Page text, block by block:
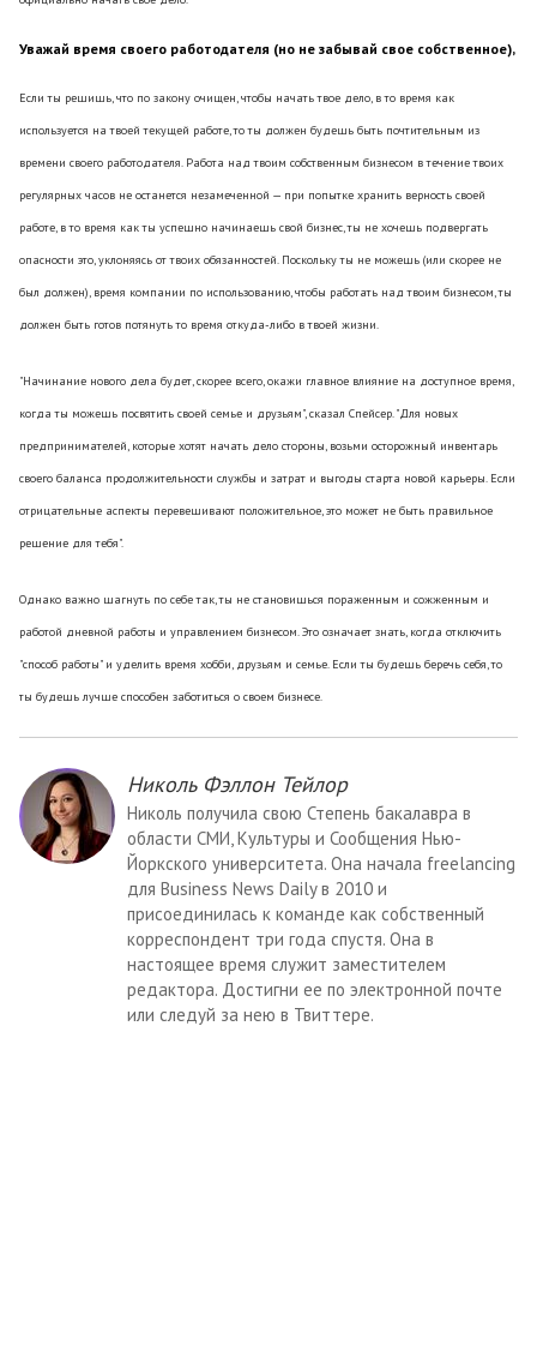
Уважай время своего работодателя (но не забывай свое собственное),
Если ты решишь, что по закону очищен, чтобы начать твое дело, в то время как
используется на твоей текущей работе, то ты должен будешь быть почтительным из
времени своего работодателя. Работа над твоим собственным бизнесом в течение твоих
регулярных часов не останется незамеченной — при попытке хранить верность своей
работе, в то время как ты успешно начинаешь свой бизнес, ты не хочешь подвергать
опасности это, уклоняясь от твоих обязанностей. Поскольку ты не можешь (или скорее не
был должен), время компании по использованию, чтобы работать над твоим бизнесом, ты
должен быть готов потянуть то время откуда-либо в твоей жизни.
"Начинание нового дела будет, скорее всего, окажи главное влияние на доступное время,
когда ты можешь посвятить своей семье и друзьям", сказал Спейсер. "Для новых
предпринимателей, которые хотят начать дело стороны, возьми осторожный инвентарь
своего баланса продолжительности службы и затрат и выгоды старта новой карьеры. Если
отрицательные аспекты перевешивают положительное, это может не быть правильное
решение для тебя".
Однако важно шагнуть по себе так, ты не становишься пораженным и сожженным и
работой дневной работы и управлением бизнесом. Это означает знать, когда отключить
"способ работы" и уделить время хобби, друзьям и семье. Если ты будешь беречь себя, то
ты будешь лучше способен заботиться о своем бизнесе.
Николь Фэллон Тейлор
Николь получила свою Степень бакалавра в
области СМИ, Культуры и Сообщения Нью-
Йоркского университета. Она начала freelancing
для Business News Daily в 2010 и
присоединилась к команде как собственный
корреспондент три года спустя. Она в
настоящее время служит заместителем
редактора. Достигни ее по электронной почте
или следуй за нею в Твиттере.